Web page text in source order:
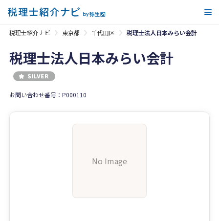
税理士紹介ナビ 東京都 千代田区 税理士法人日本みらい会計
税理士法人日本みらい会計
お問い合わせ番号：P000110
No Image